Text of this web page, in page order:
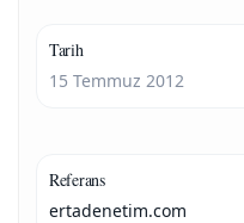
Tarih
15 Temmuz 2012
Referans
ertadenetim.com